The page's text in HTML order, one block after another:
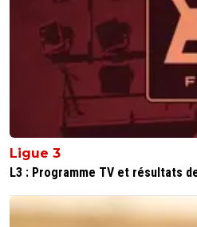
Ligue 3
L3 : Programme TV et résultats